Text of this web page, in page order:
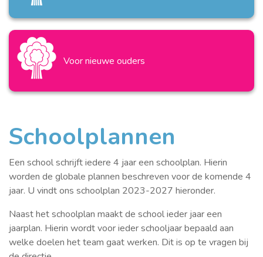
Voor nieuwe ouders
Schoolplannen
Een school schrijft iedere 4 jaar een schoolplan. Hierin
worden de globale plannen beschreven voor de komende 4
jaar. U vindt ons schoolplan 2023-2027 hieronder.
Naast het schoolplan maakt de school ieder jaar een
jaarplan. Hierin wordt voor ieder schooljaar bepaald aan
welke doelen het team gaat werken. Dit is op te vragen bij